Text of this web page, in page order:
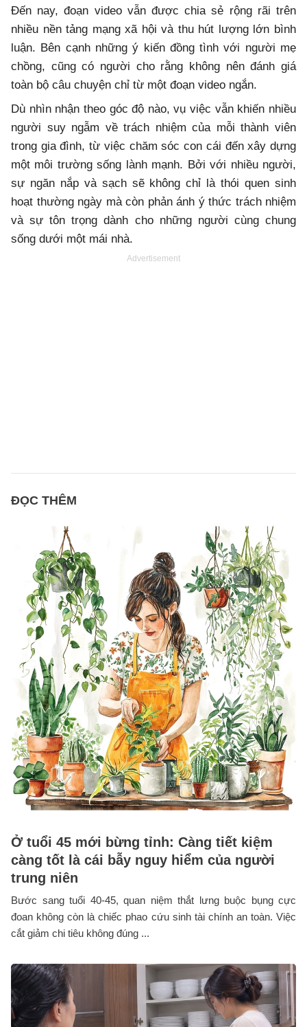
Đến nay, đoạn video vẫn được chia sẻ rộng rãi trên
nhiều nền tảng mạng xã hội và thu hút lượng lớn bình
luận. Bên cạnh những ý kiến đồng tình với người mẹ
chồng, cũng có người cho rằng không nên đánh giá
toàn bộ câu chuyện chỉ từ một đoạn video ngắn.
Dù nhìn nhận theo góc độ nào, vụ việc vẫn khiến nhiều
người suy ngẫm về trách nhiệm của mỗi thành viên
trong gia đình, từ việc chăm sóc con cái đến xây dựng
một môi trường sống lành mạnh. Bởi với nhiều người,
sự ngăn nắp và sạch sẽ không chỉ là thói quen sinh
hoạt thường ngày mà còn phản ánh ý thức trách nhiệm
và sự tôn trọng dành cho những người cùng chung
sống dưới một mái nhà.
Advertisement
ĐỌC THÊM
Ở tuổi 45 mới bừng tỉnh: Càng tiết kiệm
càng tốt là cái bẫy nguy hiểm của người
trung niên
Bước sang tuổi 40-45, quan niệm thắt lưng buộc bụng cực
đoan không còn là chiếc phao cứu sinh tài chính an toàn. Việc
cắt giảm chi tiêu không đúng ...